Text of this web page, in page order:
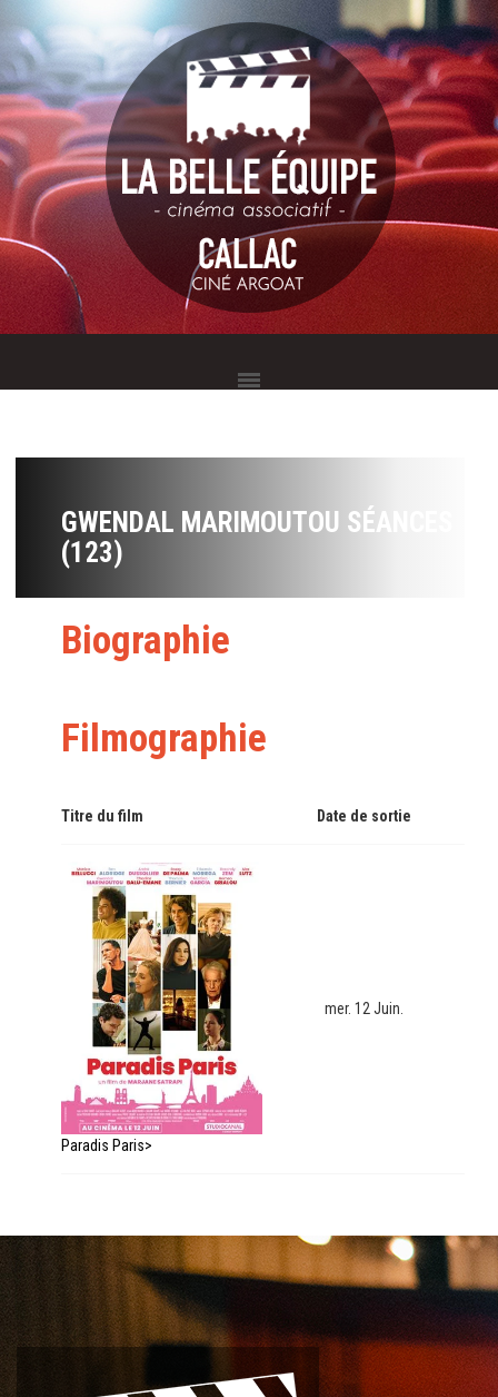
GWENDAL MARIMOUTOU SÉANCES
(123)
Biographie
Filmographie
Titre du film Date de sortie
Paradis Paris>
mer. 12 Juin.